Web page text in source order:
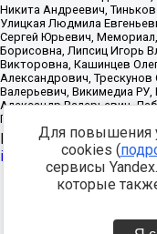
Источник:https://
inostrannyih-agentov-
Разработка -
Для повышения
cookies (
сервисы
которые